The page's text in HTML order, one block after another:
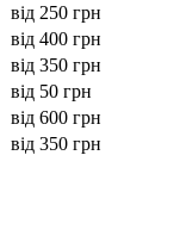
від 250 грн
від 400 грн
від 350 грн
від 50 грн
від 600 грн
від 350 грн